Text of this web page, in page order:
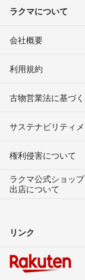
ラクマについて
会社概要
利用規約
古物営業法に基づ
サステナビリティ
権利侵害について
ラクマ公式ショップ
出店について
リンク